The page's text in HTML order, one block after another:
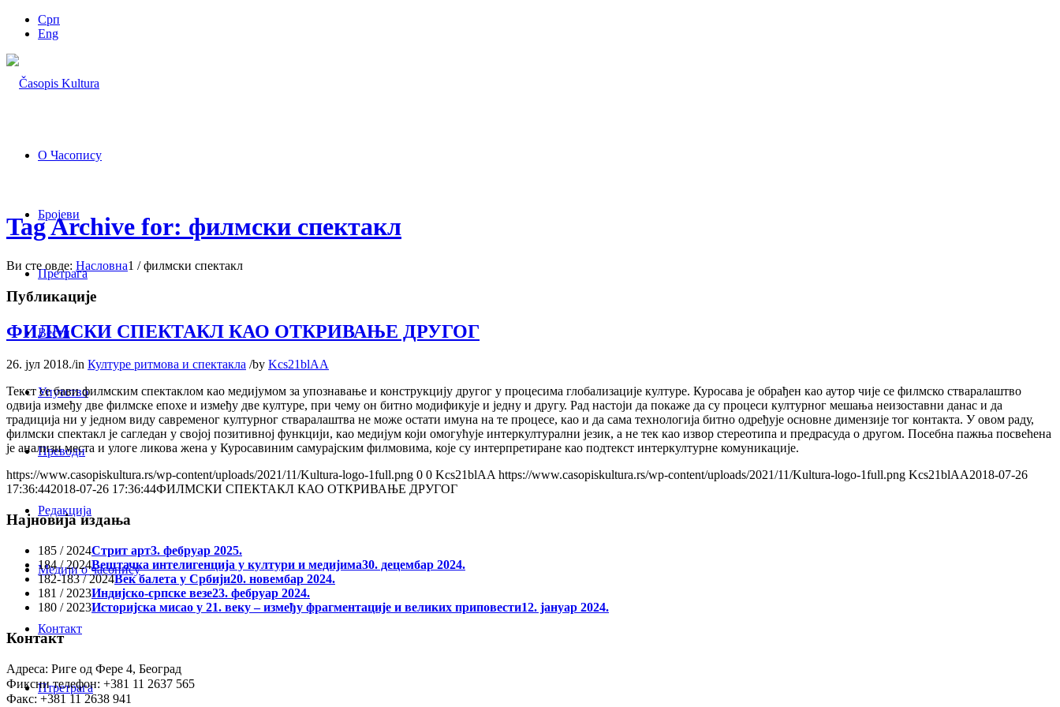
Срп
Eng
О Часопису
Бројеви
Претрага
Вести
Упутство
Преводи
Редакција
Медији о часопису
Контакт
Птретрага
Tag Archive for: филмски спектакл
Ви сте овде: Насловна1 / филмски спектакл
Публикације
ФИЛМСКИ СПЕКТАКЛ КАО ОТКРИВАЊЕ ДРУГОГ
26. јул 2018./in Културе ритмова и спектакла /by Kcs21blAA
Текст се бави филмским спектаклом као медијумом за упознавање и конструкцију другог у процесима глобализације културе. Куросава је обрађен као аутор чије се филмско стваралаштво
одвија између две филмске епохе и између две културе, при чему он битно модификује и једну и другу. Рад настоји да покаже да су процеси културног мешања неизоставни данас и да
традиција ни у једном виду савременог културног стваралаштва не може остати имуна на те процесе, као и да сама технологија битно одређује основне димензије тог контакта. У овом раду,
филмски спектакл је сагледан у својој позитивној функцији, као медијум који омогућује интеркултурални језик, а не тек као извор стереотипа и предрасуда о другом. Посебна пажња посвећена
је анализи места и улоге ликова жена у Куросавиним самурајским филмовима, које су интерпретиране као подтекст интеркултурне комуникације.
https://www.casopiskultura.rs/wp-content/uploads/2021/11/Kultura-logo-1full.png 0 0 Kcs21blAA https://www.casopiskultura.rs/wp-content/uploads/2021/11/Kultura-logo-1full.png Kcs21blAA2018-07-26
17:36:442018-07-26 17:36:44ФИЛМСКИ СПЕКТАКЛ КАО ОТКРИВАЊЕ ДРУГОГ
Најновија издања
185 / 2024Стрит арт3. фебруар 2025.
184 / 2024Вештачка интелигенција у култури и медијима30. децембар 2024.
182-183 / 2024Век балета у Србији20. новембар 2024.
181 / 2023Индијско-српске везе23. фебруар 2024.
180 / 2023Историјска мисао у 21. веку – између фрагментације и великих приповести12. јануар 2024.
Контакт
Адреса: Риге од Фере 4, Београд
Фиксни телефон: +381 11 2637 565
Факс: +381 11 2638 941